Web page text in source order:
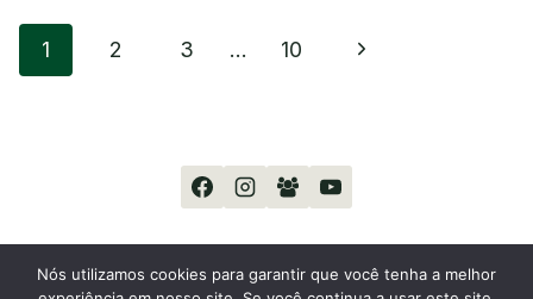
Navegação
da
1 2 3 … 10
Página
Nós utilizamos cookies para garantir que você tenha a melhor